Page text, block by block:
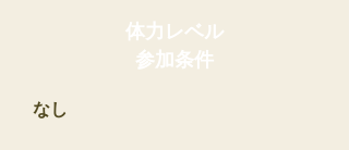
体力レベル
​参加条件
​なし